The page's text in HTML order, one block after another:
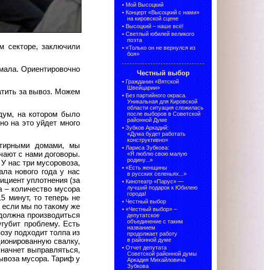
секторе, заключили
Ориентировочно
за вывоз. Можем
на котором было
на это уйдет много
домами, мы
с нами договоры.
нас три мусоровоза,
нового года у нас
уплотнения (за
количество мусора
минут, то теперь не
если мы по такому же
производиться
проблему. Есть
подходит толпа из
свалку,
выправляться,
мусора. Тариф у
• Мой Высоцкий
• Концерт «Высоцкий с нами»
на кировской сцене
• Высоцкий – наше всё!
• Светлый юбилей великого
поэта
• «Только он не вернулся из
боя»
Честный выбор
• Гражданин «Вятской
Швейцарии»
• Без партийного окраса.
Уникальная для Кировской
области ситуация сложилась
после выборов в Советской
районной Думе
• Зубков Аркадий:
«Дума будет работать
конструктивно»
• Лариса Зубкова:
«Я люблю свою малую
родину...»
• «Есть женщины
в русских селеньях...»
• Кинотеатр «Парус» —
лучший подарок к Юбилею
города!
• Честный выбор
• «Честный выбор» –
депутатское
объединение с таким
названием
продолжает работу
в районной думе
• Отчет депутата
Советской районной думы
Аркадия Михайловича
Зубкова